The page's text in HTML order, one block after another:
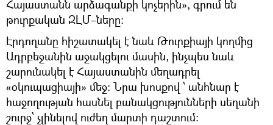
Հայաստանն արձագանքի կոչերին», գրում են
թուրքական ԶԼՄ–ները:
Էրդողանը հիշատակել է նաև Թուրքիայի կողմից
Ադրբեջանին աջակցելու մասին, ինչպես նաև
շարունակել է Հայաստանին մեղադրել
«օկուպացիայի» մեջ։ Նրա խոսքով ՝ անհնար է
հաջողության հասնել բանակցությունների սեղանի
շուրջ՝ չլինելով ուժեղ մարտի դաշտում։